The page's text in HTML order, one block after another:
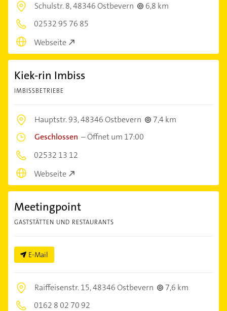
Schulstr. 8,48346 Ostbevern
6,8 km
02532 95 76 85
Webseite
Kiek-rin Imbiss
IMBISSBETRIEBE
Hauptstr. 93,48346 Ostbevern
7,4 km
Geschlossen –Öffnet um 17:00
02532 13 12
Webseite
Meetingpoint
GASTSTÄTTEN UND RESTAURANTS
E-Mail
Raiffeisenstr. 15,48346 Ostbevern
7,6 km
0162 8 02 70 92